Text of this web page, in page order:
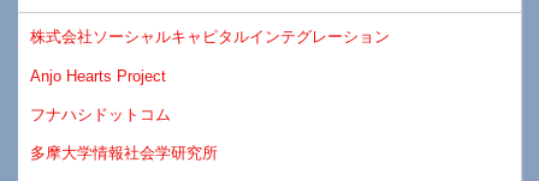
株式会社ソーシャルキャピタルインテグレーション
Anjo Hearts Project
フナハシドットコム
多摩大学情報社会学研究所